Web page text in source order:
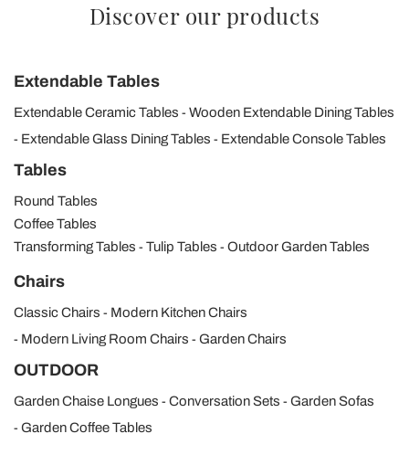
Discover our products
Extendable Tables
Extendable Ceramic Tables
Wooden Extendable Dining Tables
Extendable Glass Dining Tables
Extendable Console Tables
Tables
Round Tables
Coffee Tables
Transforming Tables
Tulip Tables Outdoor Garden Tables
Chairs
Classic Chairs
Modern Kitchen Chairs
Modern Living Room Chairs
Garden Chairs
OUTDOOR
Garden Chaise Longues Conversation Sets
Garden Sofas
Garden Coffee Tables